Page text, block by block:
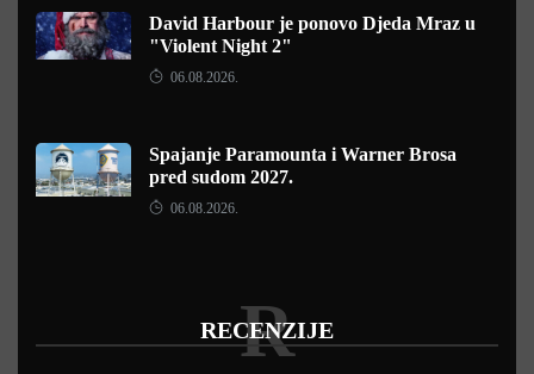
David Harbour je ponovo Djeda Mraz u
"Violent Night 2"
06.08.2026.
Spajanje Paramounta i Warner Brosa
pred sudom 2027.
06.08.2026.
RECENZIJE
R